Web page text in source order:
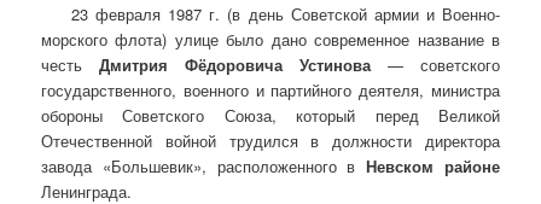
23 февраля 1987 г. (в день Советской армии и Военно-
морского флота) улице было дано современное название в
честьДмитрия Фёдоровича Устинова— советского
государственного, военного и партийного деятеля, министра
обороны Советского Союза, который перед Великой
Отечественной войной трудился в должности директора
завода «Большевик», расположенного вНевском районе
Ленинграда.